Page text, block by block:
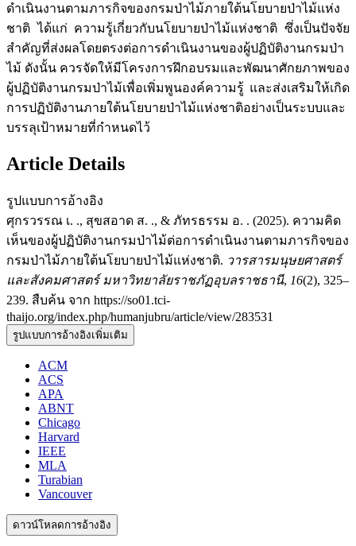
ดำเนินงานตามภารกิจของกรมป่าไม้ภายใต้นโยบายป่าไม้แห่ง
ชาติ ได้แก่ ความรู้เกี่ยวกับนโยบายป่าไม้แห่งชาติ ซึ่งเป็นปัจจัย
สำคัญที่ส่งผลโดยตรงต่อการดำเนินงานของผู้ปฏิบัติงานกรมป่า
ไม้ ดังนั้น ควรจัดให้มีโครงการฝึกอบรมและพัฒนาศักยภาพของ
ผู้ปฏิบัติงานกรมป่าไม้เพื่อเพิ่มพูนองค์ความรู้ และส่งเสริมให้เกิด
การปฏิบัติงานภายใต้นโยบายป่าไม้แห่งชาติอย่างเป็นระบบและ
บรรลุเป้าหมายที่กำหนดไว้
Article Details
รูปแบบการอ้างอิง
ศุกรวรรณ เ. ., สุขสอาด ส. ., & ภัทรธรรม อ. . (2025). ความคิด
เห็นของผู้ปฏิบัติงานกรมป่าไม้ต่อการดำเนินงานตามภารกิจของ
กรมป่าไม้ภายใต้นโยบายป่าไม้แห่งชาติ. วารสารมนุษยศาสตร์
และสังคมศาสตร์ มหาวิทยาลัยราชภัฏอุบลราชธานี, 16(2), 325–
239. สืบค้น จาก https://so01.tci-
thaijo.org/index.php/humanjubru/article/view/283531
รูปแบบการอ้างอิงเพิ่มเติม
ACM
ACS
APA
ABNT
Chicago
Harvard
IEEE
MLA
Turabian
Vancouver
ดาวน์โหลดการอ้างอิง